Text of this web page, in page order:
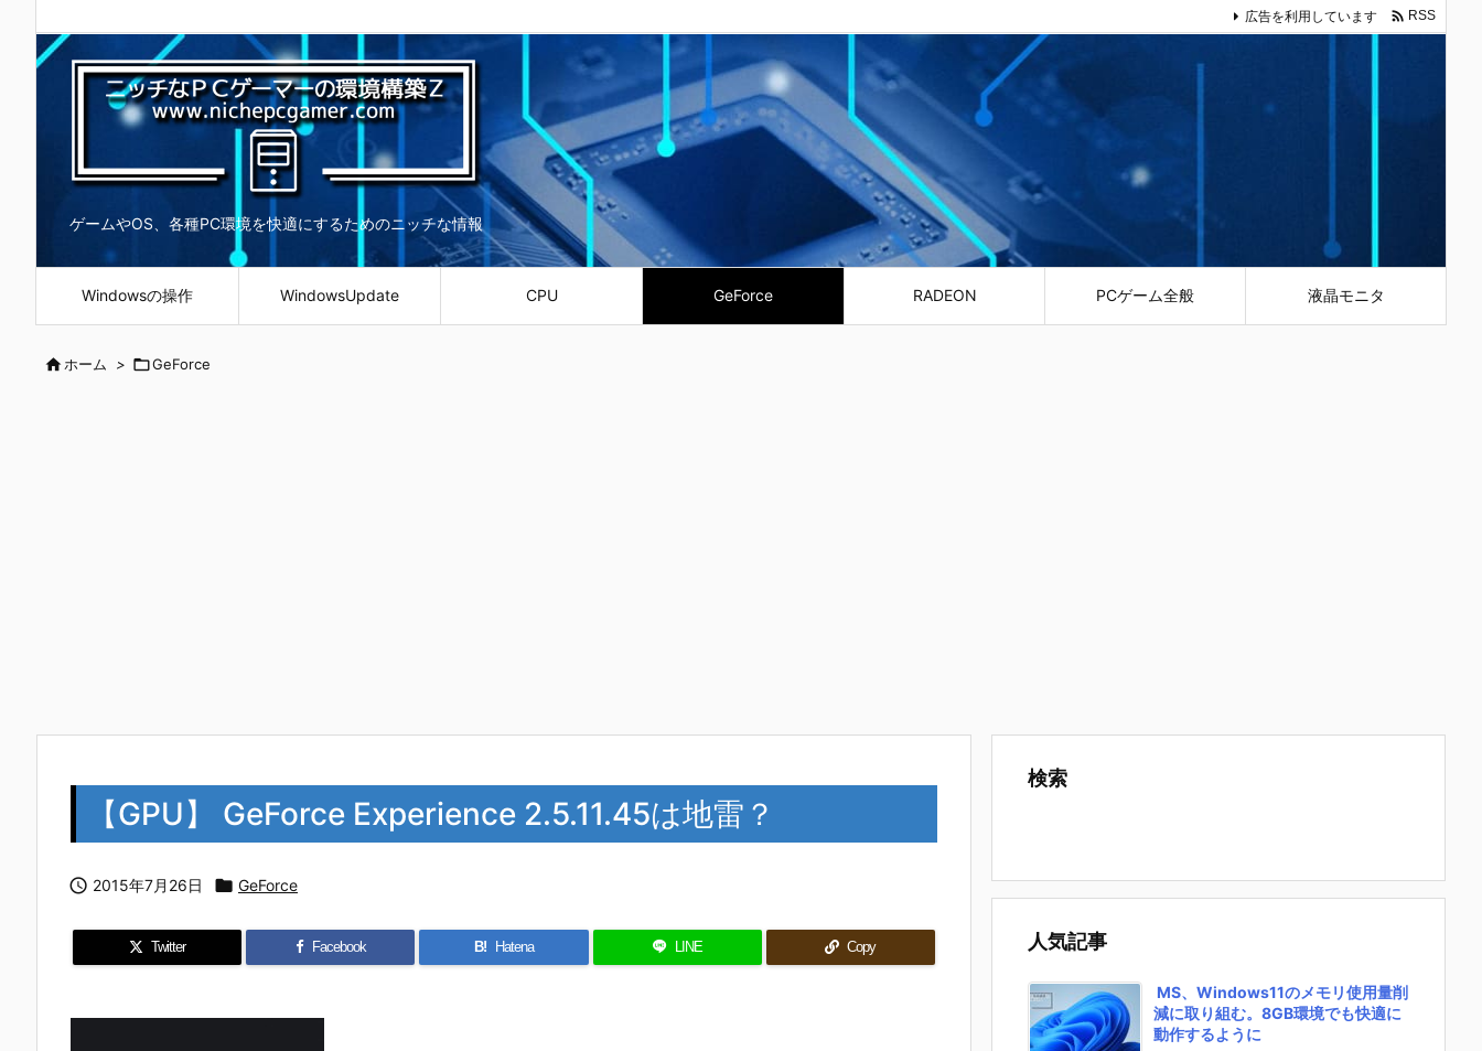
ゲームやOS、各種PC環境を快適にするためのニッチな情報
Windowsの操作 WindowsUpdate CPU GeForce RADEON PCゲーム全般 液晶モニタ
広告を利用しています  RSS
ホーム > GeForce
【GPU】 GeForce Experience 2.5.11.45は地雷？
 2015年7月26日  GeForce
Twitter Facebook B! Hatena LINE Copy
検索
人気記事
MS、Windows11のメモリ使用量削
減に取り組む。8GB環境でも快適に
動作するように